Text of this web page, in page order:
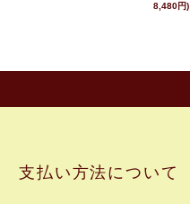
8,480円)
支払い方法について